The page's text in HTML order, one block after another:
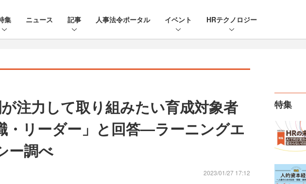
集 ニュース 記事 人事法令ポータル イベント HRテクノロジー
注力して取り組みたい育成対象者
・リーダー」と回答―ラーニングエ
ー調べ
2023/01/27 17:12
特集